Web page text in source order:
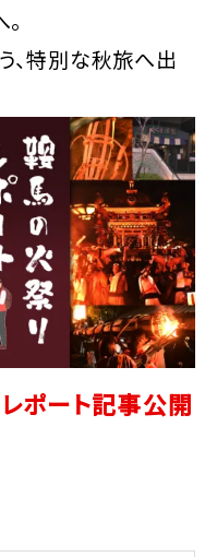
、特別な秋旅へ出
ポート記事公開